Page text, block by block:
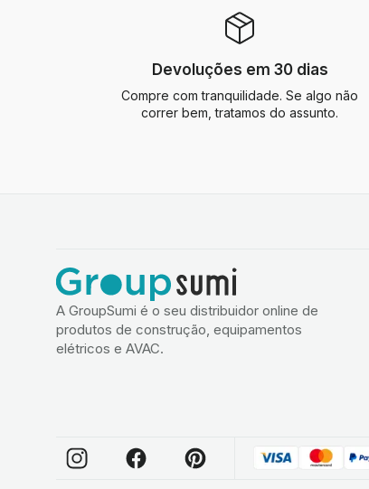
Devoluções em 30 dias
Compre com tranquilidade. Se algo não
correr bem, tratamos do assunto.
A GroupSumi é o seu distribuidor online de
produtos de construção, equipamentos
elétricos e AVAC.